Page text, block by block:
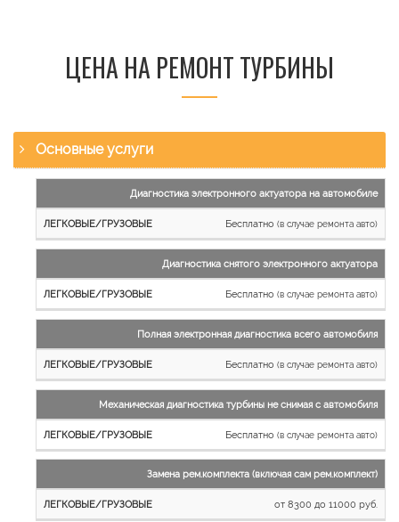
ЦЕНА НА РЕМОНТ ТУРБИНЫ
Основные услуги
работы
Легковые
и
Грузовые
автомобили
Диагностика электронного актуатора на автомобиле
Бесплатно (в случае ремонта авто)
Диагностика снятого электронного актуатора
Бесплатно (в случае ремонта авто)
Полная электронная диагностика всего автомобиля
Бесплатно (в случае ремонта авто)
Механическая диагностика турбины не снимая с автомобиля
Бесплатно (в случае ремонта авто)
Замена рем.комплекта (включая сам рем.комплект)
от 8300 до 11000 руб.